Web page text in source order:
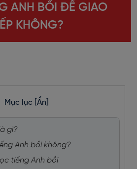
ANH BỒI ĐỂ GIAO
KHÔNG?
Mục lục [Ẩn]
gì?
Anh bồi không?
tiếng Anh bồi